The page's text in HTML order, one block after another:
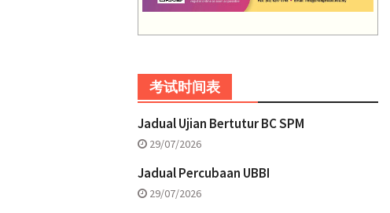
考试时间表
Jadual Ujian Bertutur BC SPM
29/07/2026
Jadual Percubaan UBBI
29/07/2026